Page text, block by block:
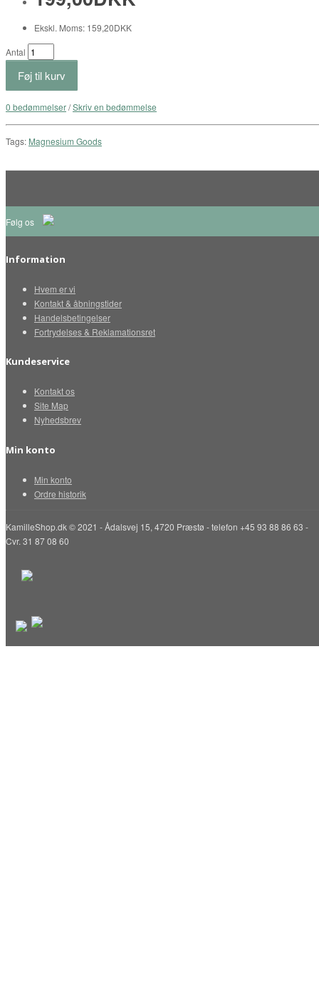
Ekskl. Moms: 159,20DKK
Antal
Føj til kurv
0 bedømmelser/Skriv en bedømmelse
Tags: Magnesium Goods
Følg os
Information
Hvem er vi
Kontakt & åbningstider
Handelsbetingelser
Fortrydelses & Reklamationsret
Kundeservice
Kontakt os
Site Map
Nyhedsbrev
Min konto
Min konto
Ordre historik
KamilleShop.dk © 2021 - Ådalsvej 15, 4720 Præstø - telefon +45 93 88 86 63 -
Cvr. 31 87 08 60